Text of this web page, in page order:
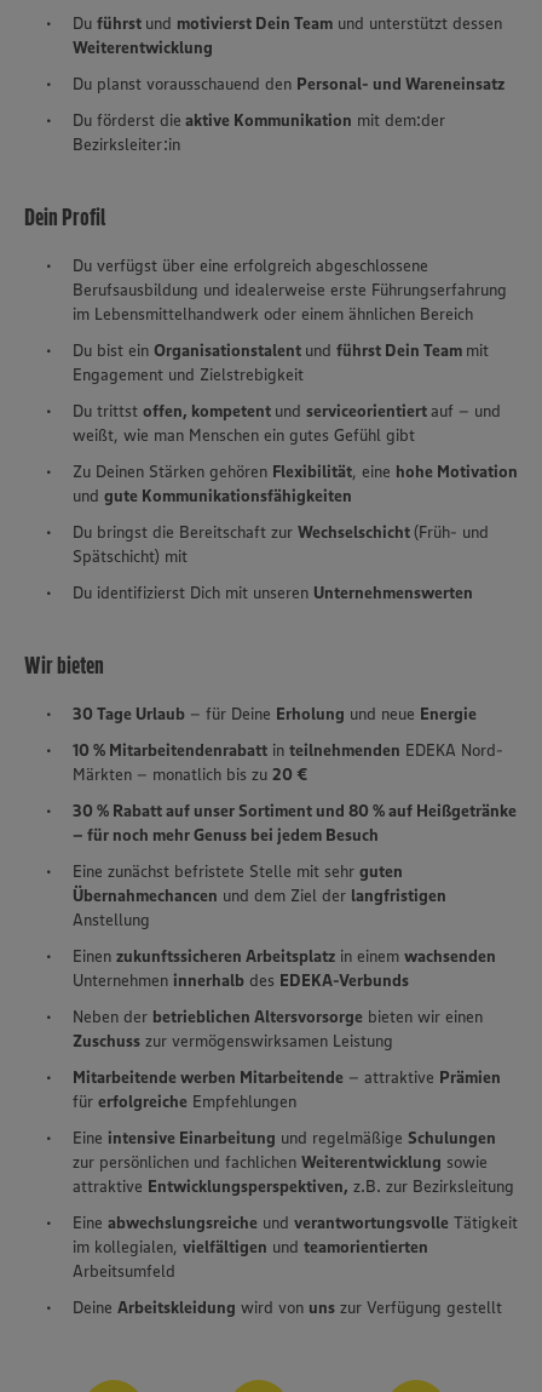
Du führst und motivierst Dein Team und unterstützt dessen
Weiterentwicklung
Du planst vorausschauend den Personal- und Wareneinsatz
Du förderst die aktive Kommunikation mit dem:der
Bezirksleiter:in
Dein Profil
Du verfügst über eine erfolgreich abgeschlossene
Berufsausbildung und idealerweise erste Führungserfahrung
im Lebensmittelhandwerk oder einem ähnlichen Bereich
Du bist ein Organisationstalent und führst Dein Team mit
Engagement und Zielstrebigkeit
Du trittst offen, kompetent und serviceorientiertauf – und
weißt, wie man Menschen ein gutes Gefühl gibt
Zu Deinen Stärken gehören Flexibilität, eine hohe Motivation
und gute Kommunikationsfähigkeiten
Du bringst die Bereitschaft zur Wechselschicht(Früh- und
Spätschicht) mit
Du identifizierst Dich mit unseren Unternehmenswerten
Wir bieten
30 Tage Urlaub – für Deine Erholung und neue Energie
10 % Mitarbeitendenrabatt in teilnehmenden EDEKA Nord-
Märkten – monatlich bis zu 20 €
30 % Rabatt auf unser Sortiment und 80 % auf Heißgetränke
– für noch mehr Genuss bei jedem Besuch
Eine zunächst befristete Stelle mit sehr guten
Übernahmechancen und dem Ziel der langfristigen
Anstellung
Einen zukunftssicheren Arbeitsplatz in einem wachsenden
Unternehmen innerhalb des EDEKA-Verbunds
Neben der betrieblichen Altersvorsorge bieten wir einen
Zuschuss zur vermögenswirksamen Leistung
Mitarbeitende werben Mitarbeitende – attraktive Prämien
für erfolgreiche Empfehlungen
Eine intensive Einarbeitung und regelmäßige Schulungen
zur persönlichen und fachlichen Weiterentwicklung sowie
attraktive Entwicklungsperspektiven, z.B. zur Bezirksleitung
Eine abwechslungsreiche und verantwortungsvolle Tätigkeit
im kollegialen, vielfältigen und teamorientierten
Arbeitsumfeld
Deine Arbeitskleidung wird von uns zur Verfügung gestellt